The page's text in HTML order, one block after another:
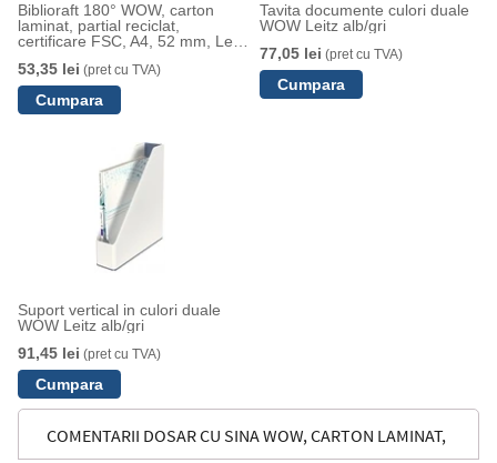
Biblioraft 180° WOW, carton
laminat, partial reciclat,
certificare FSC, A4, 52 mm, Leitz
53,35 lei (pret cu TVA)
Tavita documente culori duale
WOW Leitz alb/gri
77,05 lei (pret cu TVA)
Suport vertical in culori duale
WOW Leitz alb/gri
91,45 lei (pret cu TVA)
COMENTARII DOSAR CU SINA WOW, CARTON LAMINAT,